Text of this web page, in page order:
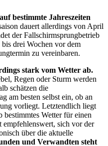
bestimmte Jahreszeiten
dauert allerdings von April
der Fallschirmsprungbetrieb
drei Wochen vor dem
zu vereinbaren.
stark vom Wetter ab.
Regen oder Sturm werden
schätzen die
am besten selbst ein, ob an
vorliegt. Letztendlich liegt
bestimmtes Wetter für einen
empfehlenswert, sich vor der
über die aktuelle
und Verwandten steht